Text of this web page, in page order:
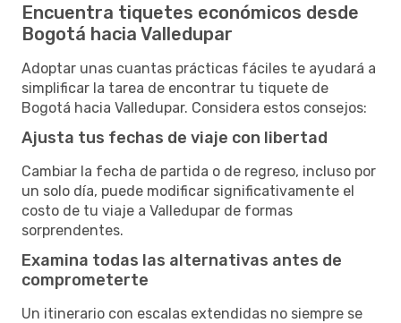
Encuentra tiquetes económicos desde
Bogotá hacia Valledupar
Adoptar unas cuantas prácticas fáciles te ayudará a
simplificar la tarea de encontrar tu tiquete de
Bogotá hacia Valledupar. Considera estos consejos:
Ajusta tus fechas de viaje con libertad
Cambiar la fecha de partida o de regreso, incluso por
un solo día, puede modificar significativamente el
costo de tu viaje a Valledupar de formas
sorprendentes.
Examina todas las alternativas antes de
comprometerte
Un itinerario con escalas extendidas no siempre se